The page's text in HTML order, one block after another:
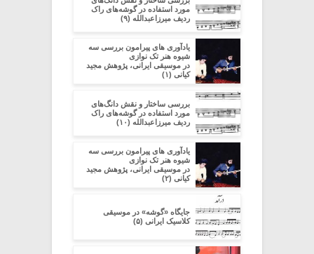
مورد استفاده در گوشه‌های راک
ردیف میرزاعبدالله (۹)
یادآوری های پیرامون بررسی سه
شیوه هنر تک نوازی
در موسیقی ایرانی، پژوهش مجید
کیانی (۱)
بررسی ساختار و نقش دانگ‌های
مورد استفاده در گوشه‌های راک
ردیف میرزاعبدالله (۱۰)
یادآوری های پیرامون بررسی سه
شیوه هنر تک نوازی
در موسیقی ایرانی، پژوهش مجید
کیانی (۲)
جایگاه «گوشه» در موسیقی
کلاسیک ایرانی (۵)